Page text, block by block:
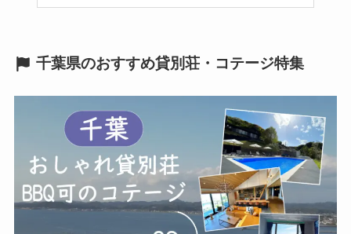
千葉県のおすすめ貸別荘・コテージ特集